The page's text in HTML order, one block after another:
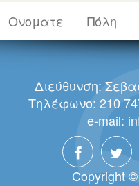
Διεύθυνση:
Τηλέφωνο: 210
e-mail:
Copyright